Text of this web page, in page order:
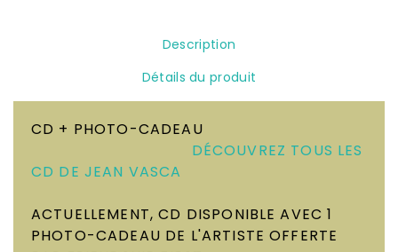
Description
Détails du produit
CD + PHOTO-CADEAU
DÉCOUVREZ TOUS LES
CD DE JEAN VASCA
ACTUELLEMENT, CD DISPONIBLE AVEC 1
PHOTO-CADEAU DE L'ARTISTE OFFERTE